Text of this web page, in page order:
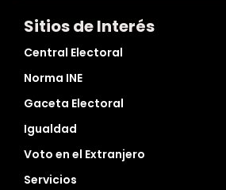
Sitios de Interés
Central Electoral
Norma INE
Gaceta Electoral
Igualdad
Voto en el Extranjero
Servicios